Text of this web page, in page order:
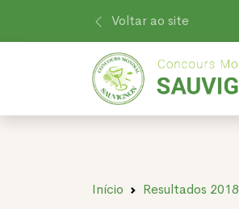
Voltar ao site
Início Resultados 2018